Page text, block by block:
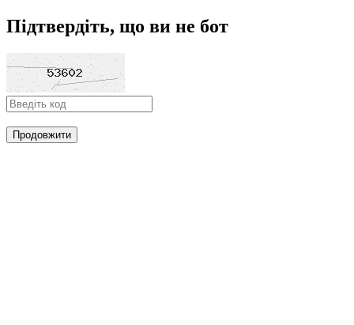
Підтвердіть, що ви не бот
Продовжити